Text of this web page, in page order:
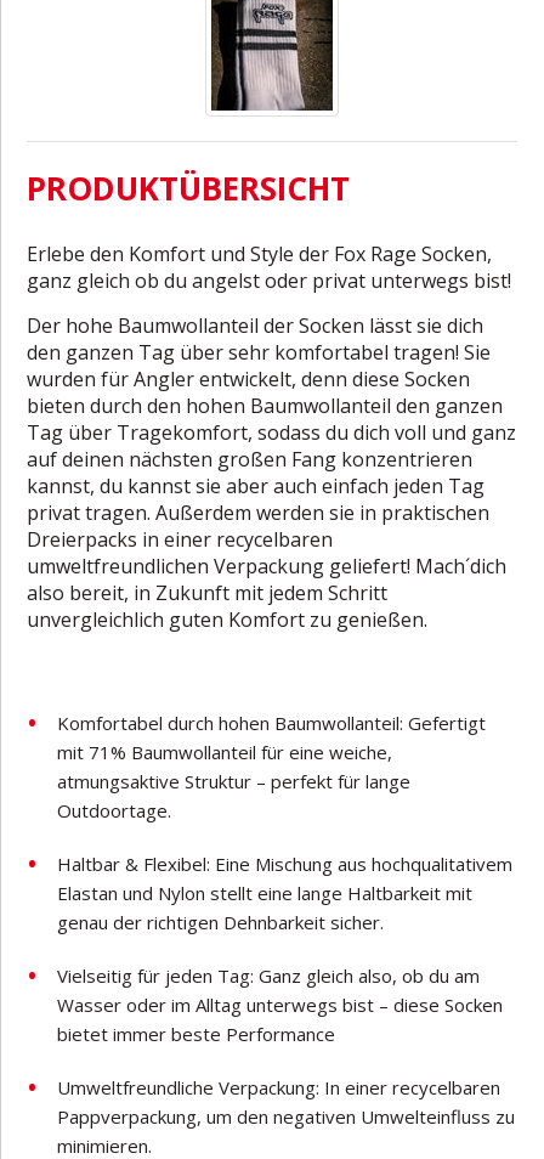
PRODUKTÜBERSICHT
Erlebe den Komfort und Style der Fox Rage Socken,
ganz gleich ob du angelst oder privat unterwegs bist!
Der hohe Baumwollanteil der Socken lässt sie dich
den ganzen Tag über sehr komfortabel tragen! Sie
wurden für Angler entwickelt, denn diese Socken
bieten durch den hohen Baumwollanteil den ganzen
Tag über Tragekomfort, sodass du dich voll und ganz
auf deinen nächsten großen Fang konzentrieren
kannst, du kannst sie aber auch einfach jeden Tag
privat tragen. Außerdem werden sie in praktischen
Dreierpacks in einer recycelbaren
umweltfreundlichen Verpackung geliefert! Mach´dich
also bereit, in Zukunft mit jedem Schritt
unvergleichlich guten Komfort zu genießen.
Komfortabel durch hohen Baumwollanteil: Gefertigt
mit 71% Baumwollanteil für eine weiche,
atmungsaktive Struktur – perfekt für lange
Outdoortage.
Haltbar & Flexibel: Eine Mischung aus hochqualitativem
Elastan und Nylon stellt eine lange Haltbarkeit mit
genau der richtigen Dehnbarkeit sicher.
Vielseitig für jeden Tag: Ganz gleich also, ob du am
Wasser oder im Alltag unterwegs bist – diese Socken
bietet immer beste Performance
Umweltfreundliche Verpackung: In einer recycelbaren
Pappverpackung, um den negativen Umwelteinfluss zu
minimieren.